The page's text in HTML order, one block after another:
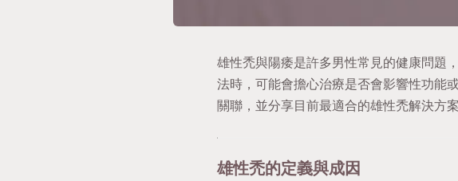
雄性禿與陽痿是許多男性常見的健康問題
法時，可能會擔心治療是否會影響性功能
關聯，並分享目前最適合的雄性禿解決方
雄性禿的定義與成因